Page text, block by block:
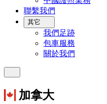
聯繫我們
其它
我們足跡
包車服務
關於我們
加拿大